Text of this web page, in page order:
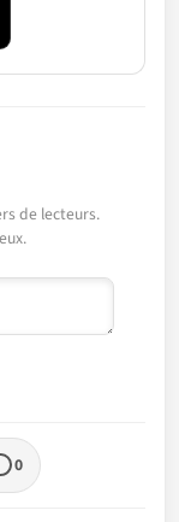
de lecteurs.
0